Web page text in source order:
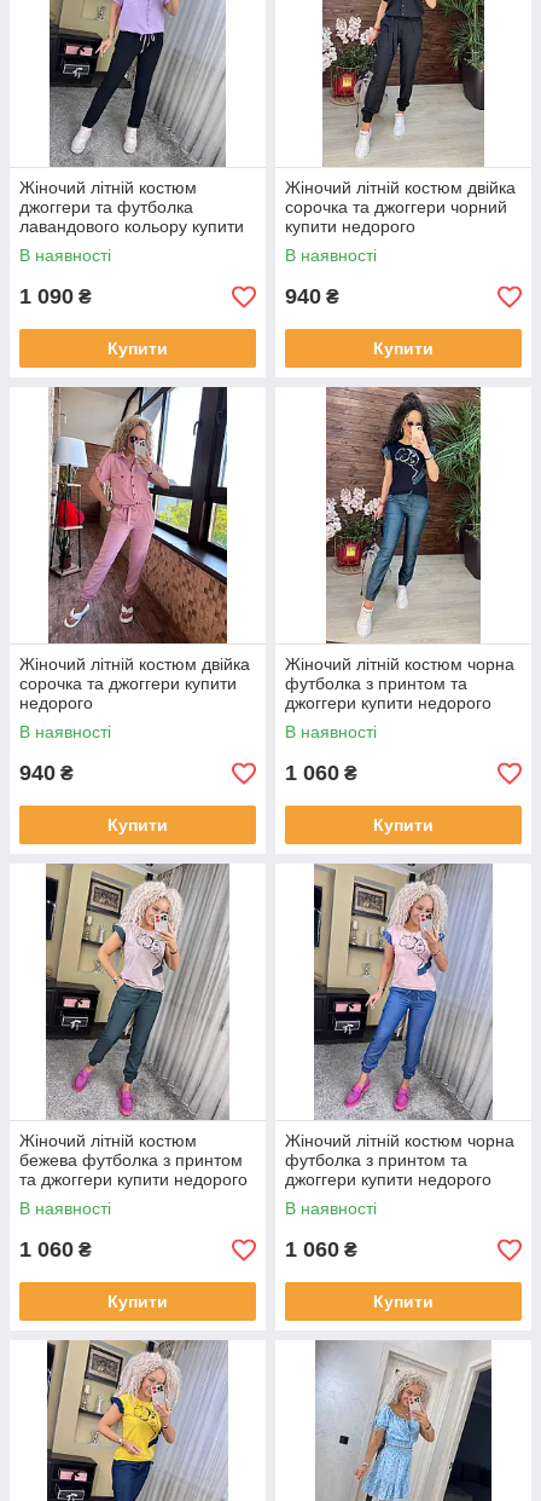
Жіночий літній костюм
джоггери та футболка
лавандового кольору купити
недорого
В наявності
1 090 ₴
Купити
Жіночий літній костюм двійка
сорочка та джоггери чорний
купити недорого
В наявності
940 ₴
Купити
Жіночий літній костюм двійка
сорочка та джоггери купити
недорого
В наявності
940 ₴
Купити
Жіночий літній костюм чорна
футболка з принтом та
джоггери купити недорого
В наявності
1 060 ₴
Купити
Жіночий літній костюм
бежева футболка з принтом
та джоггери купити недорого
В наявності
1 060 ₴
Купити
Жіночий літній костюм чорна
футболка з принтом та
джоггери купити недорого
В наявності
1 060 ₴
Купити